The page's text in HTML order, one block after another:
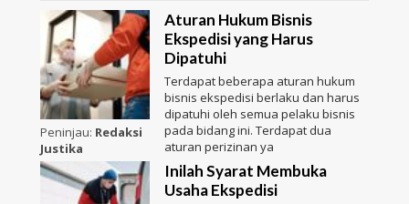
Peninjau: Redaksi
Justika
Aturan Hukum Bisnis
Ekspedisi yang Harus
Dipatuhi
Terdapat beberapa aturan hukum
bisnis ekspedisi berlaku dan harus
dipatuhi oleh semua pelaku bisnis
pada bidang ini. Terdapat dua
aturan perizinan ya
Inilah Syarat Membuka
Usaha Ekspedisi